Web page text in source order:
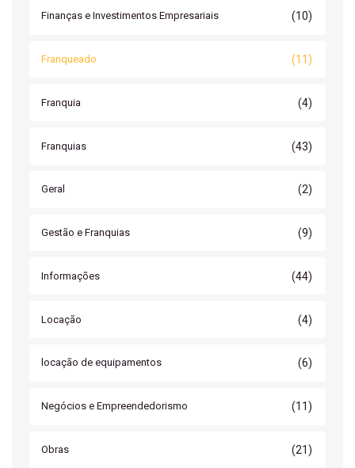
Finanças e Investimentos Empresariais (10)
Franqueado (11)
Franquia (4)
Franquias (43)
Geral (2)
Gestão e Franquias (9)
Informações (44)
Locação (4)
locação de equipamentos (6)
Negócios e Empreendedorismo (11)
Obras (21)